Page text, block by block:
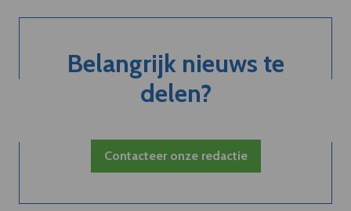
Belangrijk nieuws te
delen?
Contacteer onze redactie